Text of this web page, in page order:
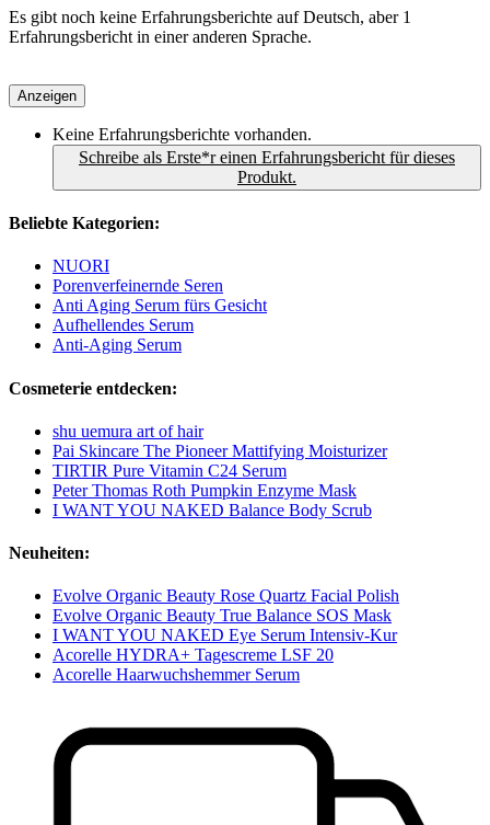
Es gibt noch keine Erfahrungsberichte auf Deutsch, aber 1
Erfahrungsbericht in einer anderen Sprache.
Anzeigen
Keine Erfahrungsberichte vorhanden.
Schreibe als Erste*r einen Erfahrungsbericht für dieses
Produkt.
Beliebte Kategorien:
NUORI
Porenverfeinernde Seren
Anti Aging Serum fürs Gesicht
Aufhellendes Serum
Anti-Aging Serum
Cosmeterie entdecken:
shu uemura art of hair
Pai Skincare The Pioneer Mattifying Moisturizer
TIRTIR Pure Vitamin C24 Serum
Peter Thomas Roth Pumpkin Enzyme Mask
I WANT YOU NAKED Balance Body Scrub
Neuheiten:
Evolve Organic Beauty Rose Quartz Facial Polish
Evolve Organic Beauty True Balance SOS Mask
I WANT YOU NAKED Eye Serum Intensiv-Kur
Acorelle HYDRA+ Tagescreme LSF 20
Acorelle Haarwuchshemmer Serum